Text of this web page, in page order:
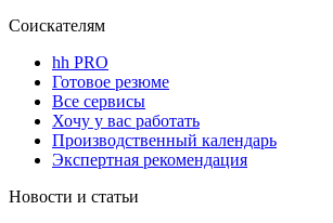
Соискателям
hh PRO
Готовое резюме
Все сервисы
Хочу у вас работать
Производственный календарь
Экспертная рекомендация
Новости и статьи